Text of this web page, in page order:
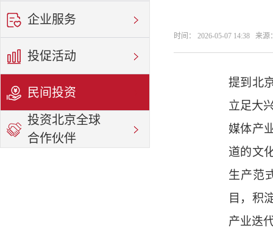
企业服务
投促活动
民间投资
投资北京全球
合作伙伴
时间： 2026-05-07 14:38 来源
提到北
立足大
媒体产
道的文
生产范
目，积
产业迭